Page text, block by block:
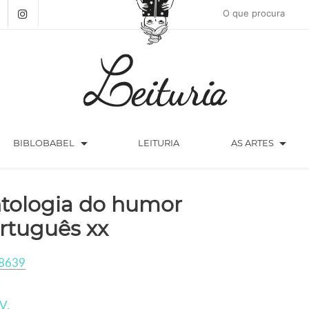
BIBLOBABEL arrow_drop_down LEITURIA AS ARTES arrow_drop_down
do humor
xx